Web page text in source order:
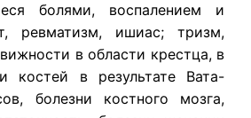
болями, воспалением и
ревматизм, ишиас; тризм,
в области крестца, в
костей в результате Вата-
болезни костного мозга,